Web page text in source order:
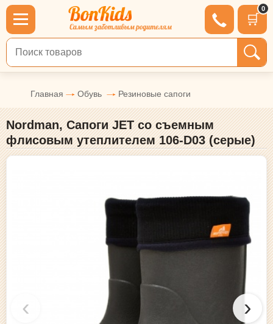
🛒
0
Поиск по товарам
Главная Обувь Резиновые сапоги
Nordman, Сапоги JET со съемным
флисовым утеплителем 106-D03 (серые)
‹ ›